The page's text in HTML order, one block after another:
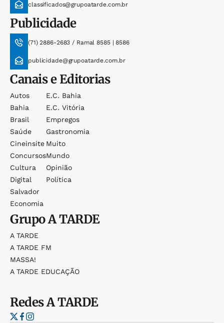
classificados@grupoatarde.com.br
Publicidade
(71) 2886-2683 / Ramal 8585 | 8586
publicidade@grupoatarde.com.br
Canais e Editorias
Autos
Bahia
Brasil
Saúde
Cineinsite
Concursos
Cultura
Digital
Salvador
Economia
E.c. Bahia
E.c. Vitória
Empregos
Gastronomia
Muito
Mundo
Opinião
Política
GrupoA TARDE
A TARDE
A TARDE FM
MASSA!
A TARDE EDUCAÇÃO
RedesA TARDE